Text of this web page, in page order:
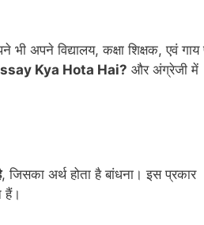
विद्यालय, कक्षा शिक्षक, एवं गाय
Kya Hota Hai? और अंग्रेजी में
, जिसका अर्थ होता है बांधना। इस प्रकार
हैं।